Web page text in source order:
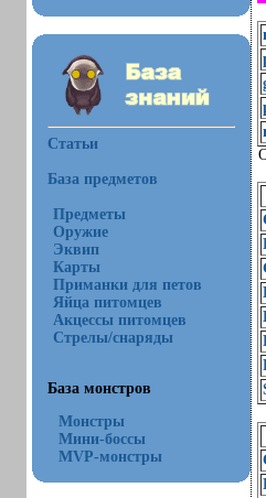
Статьи
База предметов
Предметы
Оружие
Эквип
Карты
Приманки для петов
Яйца питомцев
Акцессы питомцев
Стрелы/снаряды
База монстров
Монстры
Мини-боссы
MVP-монстры